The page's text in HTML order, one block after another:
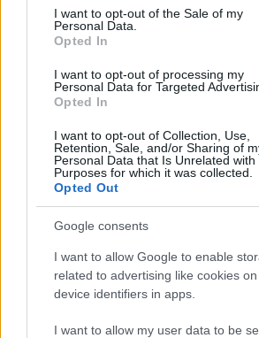
consent section.
I want to opt-out of the Sale of my
Personal Data.
Opted In
I want to opt-out of processing my
Personal Data for Targeted
Opted In
I want to opt-out of Collection, Use,
Retention, Sale, and/or Sharing of
Personal Data that Is Unrelated with
Purposes for which it was collected.
Opted Out
Google consents
I want to allow Google to enable
related to advertising like cookies
device identifiers in apps.
I want to allow my user data to be